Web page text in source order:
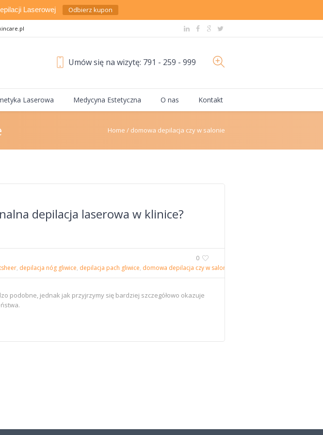
Laserowej Odbierz kupon
Umów się na wizytę: 791 - 259 - 999
Laserowa Medycyna Estetyczna O nas Kontakt
Home / domowa depilacja czy w salonie
depilacja laserowa w klinice?
0
, depilacja nóg gliwice, depilacja pach gliwice, domowa depilacja czy w salonie
podobne, jednak jak przyjrzymy się bardziej szczegółowo okazuje